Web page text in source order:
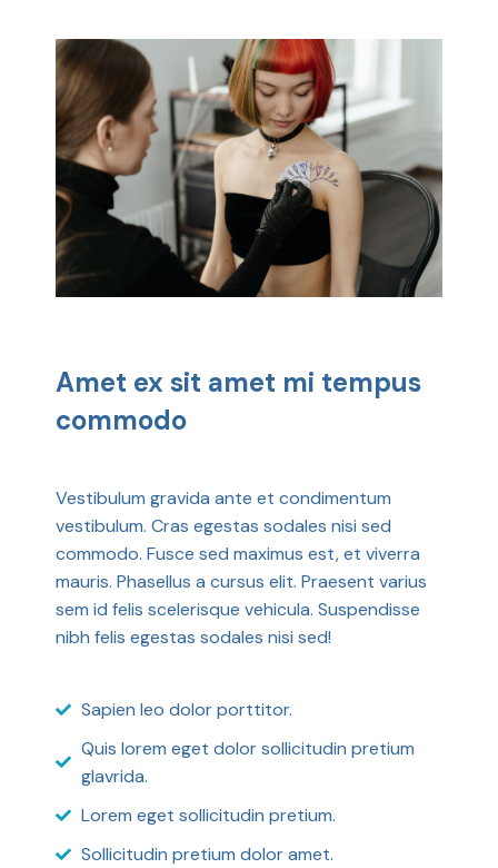
Amet ex sit amet mi tempus
commodo
Vestibulum gravida ante et condimentum
vestibulum. Cras egestas sodales nisi sed
commodo. Fusce sed maximus est, et viverra
mauris. Phasellus a cursus elit. Praesent varius
sem id felis scelerisque vehicula. Suspendisse
nibh felis egestas sodales nisi sed!
Sapien leo dolor porttitor.
Quis lorem eget dolor sollicitudin pretium
glavrida.
Lorem eget sollicitudin pretium.
Sollicitudin pretium dolor amet.